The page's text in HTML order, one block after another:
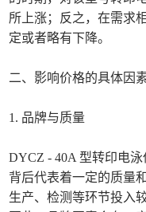
所上涨；反之，在需求
定或者略有下降。
二、影响价格的具体因
1. 品牌与质量
DYCZ - 40A 型转印电
背后代表着一定的质量
生产、检测等环节投入